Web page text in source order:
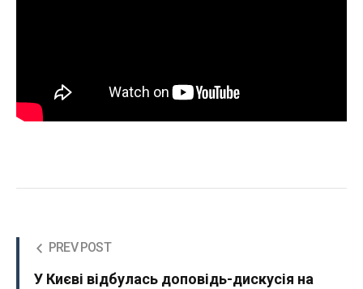
PREV POST
У Києві відбулась доповідь-дискусія на